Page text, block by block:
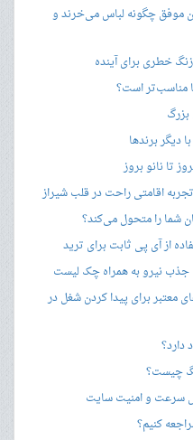
موفق چگونه لباس می‌خرند و
خطری برای آینده
مناسب‌تر است؟
دیگر برندها
تا نانو بروز
اقامتی راحت در قلب شیراز
از آی پی ثابت برای ترید
جذب نیرو به همراه چک لیست
معتبر برای پیدا کردن شغل در
دارد؟
چیست؟
سرعت و امنیت سایت
کنیم؟